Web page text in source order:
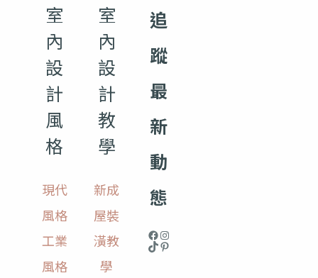
室
內
設
計
風
格
現代
風格
工業
風格
室
內
設
計
教
學
新成
屋裝
潢教
學
追
蹤
最
新
動
態